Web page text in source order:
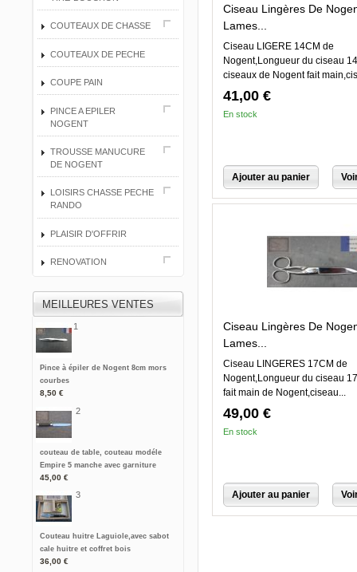
COUTEAUX DE CHASSE
COUTEAUX DE PECHE
COUPE PAIN
PINCE A EPILER
NOGENT
TROUSSE MANUCURE
DE NOGENT
LOISIRS CHASSE PECHE
RANDO
PLAISIR D'OFFRIR
RENOVATION
MEILLEURES VENTES
1
Pince à épiler de Nogent 8cm mors
courbes
8,50 €
2
couteau de table, couteau modéle
Empire 5 manche avec garniture
45,00 €
3
Couteau huitre Laguiole,avec sabot
cale huitre et coffret bois
36,00 €
Ciseau Lingères De
Lames...
Ciseau LIGERE 14CM de
Nogent,Longueur du ciseau
ciseaux de Nogent fait
de...
41,00 €
En stock
Ajouter au panier
Ciseau Lingères De
Lames...
Ciseau LINGERES 17CM de
Nogent,Longueur du ciseau
fait main de Nogent,ciseau...
49,00 €
En stock
Ajouter au panier